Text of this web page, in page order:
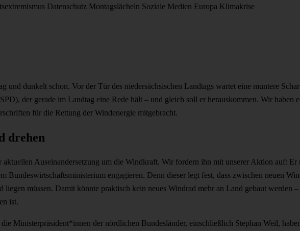
Datenschutz Montagslächeln Soziale Medien Europa Klimakrise
und dunkelt schon. Vor der Tür des niedersächsischen Landtags wartet eine muntere
der gerade im Landtag eine Rede hält – und gleich soll er herauskommen. Wir haben
für die Rettung der Windenergie mitgebracht.
drehen
Auseinandersetzung um die Windkraft. Wir fordern ihn mit unserer Aktion auf: Er
Bundeswirtschaftsministerium engagieren. Denn dieser legt fest, dass zwischen neuen
liegen müssen. Damit könnte praktisch kein neues Windrad mehr an Land gebaut werden
ist.
Ministerpräsident*innen der nördlichen Bundesländer, einschließlich Stephan Weil,